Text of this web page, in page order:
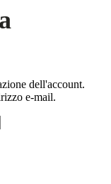
dell'account.
e-mail.